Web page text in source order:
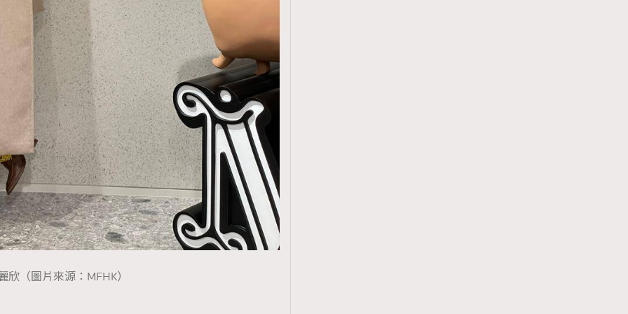
欣（圖片來源：MFHK）